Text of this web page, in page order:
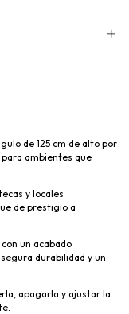
de 125 cm de alto por
ambientes que
y locales
de prestigio a
un acabado
durabilidad y un
apagarla y ajustar la